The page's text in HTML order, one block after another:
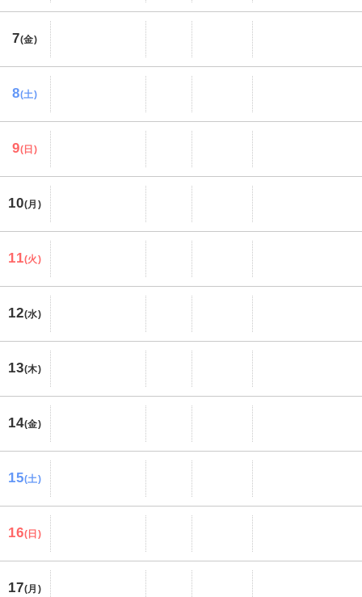
7(金)
8(土)
9(日)
10(月)
11(火)
12(水)
13(木)
14(金)
15(土)
16(日)
17(月)